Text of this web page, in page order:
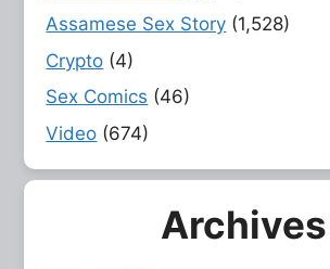
Assamese Sex Story (1,528)
Crypto (4)
Sex Comics (46)
Video (674)
Archives